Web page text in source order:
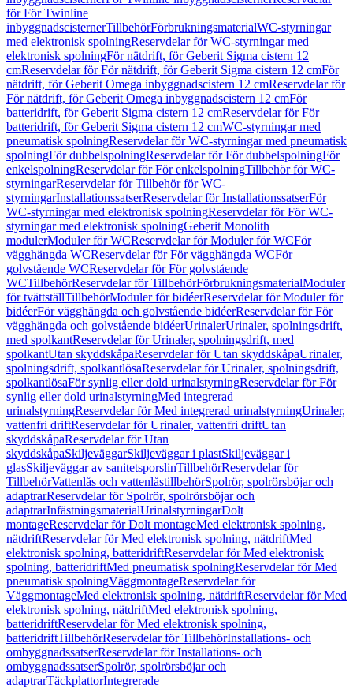
för För Twinline
inbyggnadscisternerTillbehörFörbrukningsmaterialWC-styrningar
med elektronisk spolningReservdelar för WC-styrningar med
elektronisk spolningFör nätdrift, för Geberit Sigma cistern 12
cmReservdelar för För nätdrift, för Geberit Sigma cistern 12 cmFör
nätdrift, för Geberit Omega inbyggnadscistern 12 cmReservdelar för
För nätdrift, för Geberit Omega inbyggnadscistern 12 cmFör
batteridrift, för Geberit Sigma cistern 12 cmReservdelar för För
batteridrift, för Geberit Sigma cistern 12 cmWC-styrningar med
pneumatisk spolningReservdelar för WC-styrningar med pneumatisk
spolningFör dubbelspolningReservdelar för För dubbelspolningFör
enkelspolningReservdelar för För enkelspolningTillbehör för WC-
styrningarReservdelar för Tillbehör för WC-
styrningarInstallationssatserReservdelar för InstallationssatserFör
WC-styrningar med elektronisk spolningReservdelar för För WC-
styrningar med elektronisk spolningGeberit Monolith
modulerModuler för WCReservdelar för Moduler för WCFör
vägghängda WCReservdelar för För vägghängda WCFör
golvstående WCReservdelar för För golvstående
WCTillbehörReservdelar för TillbehörFörbrukningsmaterialModuler
för tvättställTillbehörModuler för bidéerReservdelar för Moduler för
bidéerFör vägghängda och golvstående bidéerReservdelar för För
vägghängda och golvstående bidéerUrinalerUrinaler, spolningsdrift,
med spolkantReservdelar för Urinaler, spolningsdrift, med
spolkantUtan skyddskåpaReservdelar för Utan skyddskåpaUrinaler,
spolningsdrift, spolkantlösaReservdelar för Urinaler, spolningsdrift,
spolkantlösaFör synlig eller dold urinalstyrningReservdelar för För
synlig eller dold urinalstyrningMed integrerad
urinalstyrningReservdelar för Med integrerad urinalstyrningUrinaler,
vattenfri driftReservdelar för Urinaler, vattenfri driftUtan
skyddskåpaReservdelar för Utan
skyddskåpaSkiljeväggarSkiljeväggar i plastSkiljeväggar i
glasSkiljeväggar av sanitetsporslinTillbehörReservdelar för
TillbehörVattenlås och vattenlåstillbehörSpolrör, spolrörsböjar och
adaptrarReservdelar för Spolrör, spolrörsböjar och
adaptrarInfästningsmaterialUrinalstyrningarDolt
montageReservdelar för Dolt montageMed elektronisk spolning,
nätdriftReservdelar för Med elektronisk spolning, nätdriftMed
elektronisk spolning, batteridriftReservdelar för Med elektronisk
spolning, batteridriftMed pneumatisk spolningReservdelar för Med
pneumatisk spolningVäggmontageReservdelar för
VäggmontageMed elektronisk spolning, nätdriftReservdelar för Med
elektronisk spolning, nätdriftMed elektronisk spolning,
batteridriftReservdelar för Med elektronisk spolning,
batteridriftTillbehörReservdelar för TillbehörInstallations- och
ombyggnadssatserReservdelar för Installations- och
ombyggnadssatserSpolrör, spolrörsböjar och
adaptrarTäckplattorIntegrerade